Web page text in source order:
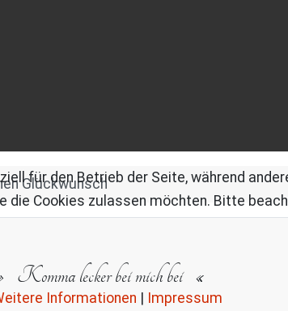
Glückwunsch
Komma lecker bei mich bei
für den Betrieb der Seite, während
Cookies zulassen möchten. Bitte
Informationen | Impressum